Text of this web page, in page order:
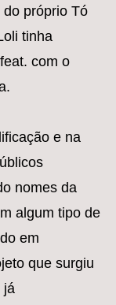
próprio Tó
tinha
com o
e na
nomes da
algum tipo de
em
que surgiu
já